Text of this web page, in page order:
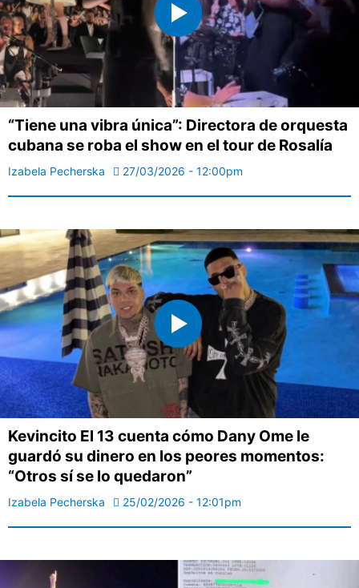
“Tiene una vibra única”: Directora de orquesta
cubana se roba el show en el tour de Rosalía
Izabela Pecherska 27/03/2026 - 12:00pm
Kevincito El 13 cuenta cómo Dany Ome le
guardó su dinero en los peores momentos:
“Otros sí se lo quedaron”
Izabela Pecherska 25/02/2026 - 12:01pm